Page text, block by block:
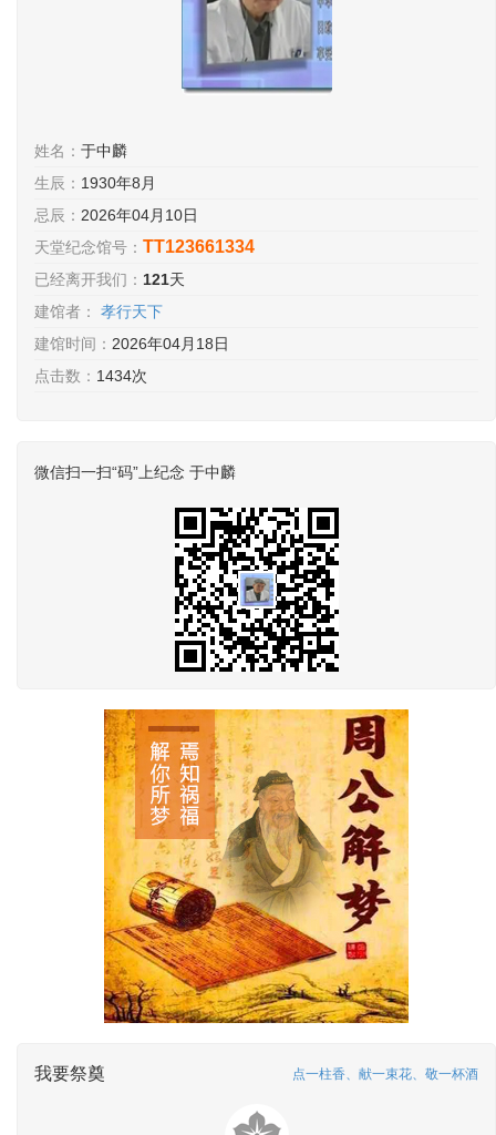
姓名： 于中麟
生辰： 1930年8月
忌辰： 2026年04月10日
天堂纪念馆号： TT123661334
已经离开我们： 121天
建馆者：
孝行天下
建馆时间： 2026年04月18日
点击数： 1434次
微信扫一扫“码”上纪念 于中麟
我要祭奠 点一柱香、献一束花、敬一杯酒